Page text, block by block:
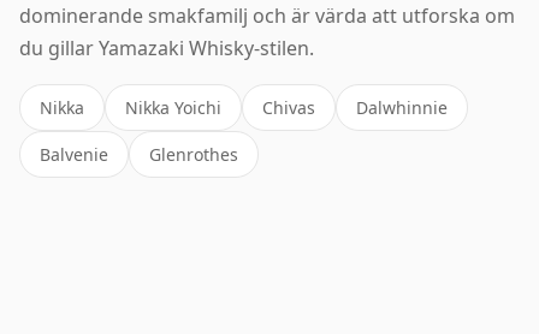
dominerande smakfamilj och är värda att utforska om
du gillar Yamazaki Whisky-stilen.
Nikka Nikka Yoichi Chivas Dalwhinnie
Balvenie Glenrothes